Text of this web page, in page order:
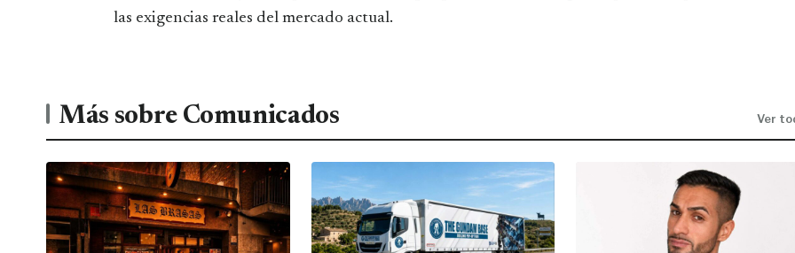
las exigencias reales del mercado actual.
Más sobre Comunicados Ver